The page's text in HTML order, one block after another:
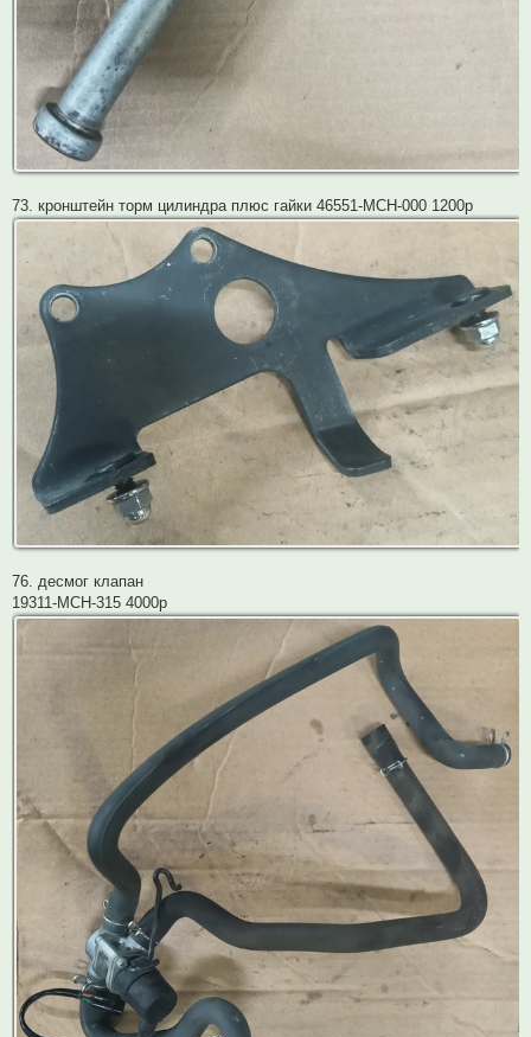
73. кронштейн торм цилиндра плюс гайки 46551-MCH-000 1200р
76. десмог клапан
19311-MCH-315 4000р